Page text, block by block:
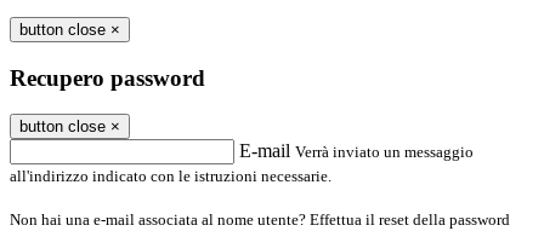
button close ×
Recupero password
button close ×
E-mail Verrà inviato un messaggio
all'indirizzo indicato con le istruzioni necessarie.
Non hai una e-mail associata al nome utente? Effettua il reset della password